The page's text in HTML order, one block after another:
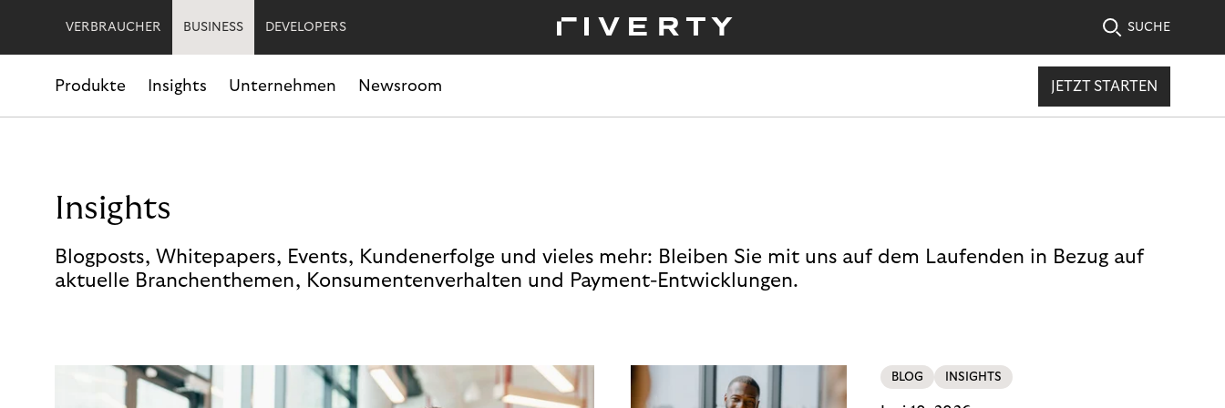
VERBRAUCHER BUSINESS DEVELOPERS SUCHE
Produkte Insights Unternehmen Newsroom JETZT STARTEN
Insights
Blogposts, Whitepapers, Events, Kundenerfolge und vieles mehr: Bleiben Sie mit uns auf dem Laufenden in Bezug auf
aktuelle Branchenthemen, Konsumentenverhalten und Payment-Entwicklungen.
BLOG INSIGHTS